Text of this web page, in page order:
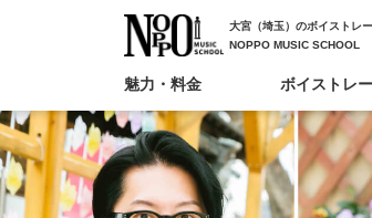
大宮（埼玉）のボイストレ
NOPPO MUSIC SCHOOL
魅力・料金 ボイストレ